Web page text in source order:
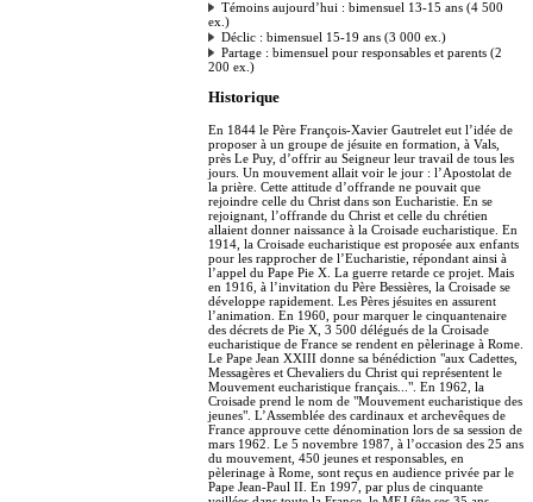
Témoins aujourd’hui : bimensuel 13-15 ans (4 500
ex.)
Déclic : bimensuel 15-19 ans (3 000 ex.)
Partage : bimensuel pour responsables et parents (2
200 ex.)
Historique
En 1844 le Père François-Xavier Gautrelet eut l’idée de
proposer à un groupe de jésuite en formation, à Vals,
près Le Puy, d’offrir au Seigneur leur travail de tous les
jours. Un mouvement allait voir le jour : l’Apostolat de
la prière. Cette attitude d’offrande ne pouvait que
rejoindre celle du Christ dans son Eucharistie. En se
rejoignant, l’offrande du Christ et celle du chrétien
allaient donner naissance à la Croisade eucharistique. En
1914, la Croisade eucharistique est proposée aux enfants
pour les rapprocher de l’Eucharistie, répondant ainsi à
l’appel du Pape Pie X. La guerre retarde ce projet. Mais
en 1916, à l’invitation du Père Bessières, la Croisade se
développe rapidement. Les Pères jésuites en assurent
l’animation. En 1960, pour marquer le cinquantenaire
des décrets de Pie X, 3 500 délégués de la Croisade
eucharistique de France se rendent en pèlerinage à Rome.
Le Pape Jean XXIII donne sa bénédiction "aux Cadettes,
Messagères et Chevaliers du Christ qui représentent le
Mouvement eucharistique français...". En 1962, la
Croisade prend le nom de "Mouvement eucharistique des
jeunes". L’Assemblée des cardinaux et archevêques de
France approuve cette dénomination lors de sa session de
mars 1962. Le 5 novembre 1987, à l’occasion des 25 ans
du mouvement, 450 jeunes et responsables, en
pèlerinage à Rome, sont reçus en audience privée par le
Pape Jean-Paul II. En 1997, par plus de cinquante